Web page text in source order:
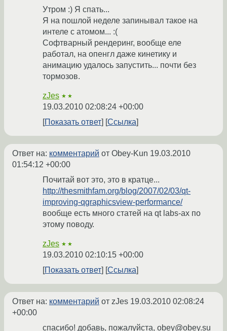
Утром :) Я спать...
Я на пошлой неделе запинывал такое на
интеле с атомом... :(
Софтварный рендеринг, вообще еле
работал, на опенгл даже кинетику и
анимацию удалось запустить... почти без
тормозов.
zJes ★★
19.03.2010 02:08:24 +00:00
Показать ответ
Ссылка
Ответ на: комментарий от Obey-Kun 19.03.2010
01:54:12 +00:00
Почитай вот это, это в кратце...
http://thesmithfam.org/blog/2007/02/03/qt-
improving-qgraphicsview-performance/
вообще есть много статей на qt labs-ах по
этому поводу.
zJes ★★
19.03.2010 02:10:15 +00:00
Показать ответ
Ссылка
Ответ на: комментарий от zJes 19.03.2010 02:08:24
+00:00
спасибо! добавь, пожалуйста, obey@obey.su